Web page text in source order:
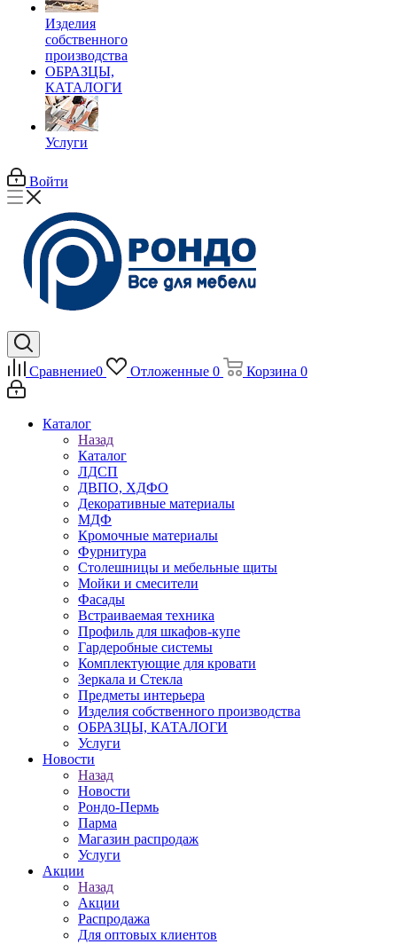
Изделия
собственного
производства
ОБРАЗЦЫ,
КАТАЛОГИ
Услуги
Войти
Сравнение0 Отложенные 0 Корзина 0
Каталог
Назад
Каталог
ЛДСП
ДВПО, ХДФО
Декоративные материалы
МДФ
Кромочные материалы
Фурнитура
Столешницы и мебельные щиты
Мойки и смесители
Фасады
Встраиваемая техника
Профиль для шкафов-купе
Гардеробные системы
Комплектующие для кровати
Зеркала и Стекла
Предметы интерьера
Изделия собственного производства
ОБРАЗЦЫ, КАТАЛОГИ
Услуги
Новости
Назад
Новости
Рондо-Пермь
Парма
Магазин распродаж
Услуги
Акции
Назад
Акции
Распродажа
Для оптовых клиентов